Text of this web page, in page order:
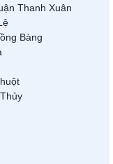
Thanh Xuân
Bàng